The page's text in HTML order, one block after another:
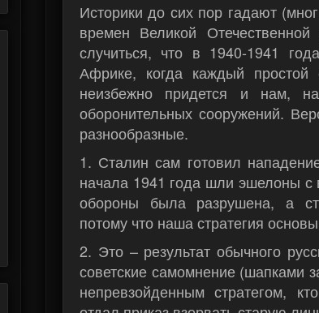
Историки до сих пор гадают
времен Великой
случиться, что в 1940-1941
Африке, когда каждый простой
неизбежно придется и нам,
оборонительных сооружений.
разнообразные.
1. Сталин сам готовил
начала 1941 года шли эшелоны с
обороны была разрушена, а
потому что наша стратегия
2. Это – результат обычного
советские самомнение (шапками
непревзойденным стратегом,